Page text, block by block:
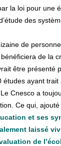
la loi pour
des
de
de la
être présenté
ayant
Cnesco a
Ce qui,
et ses
laissé
de